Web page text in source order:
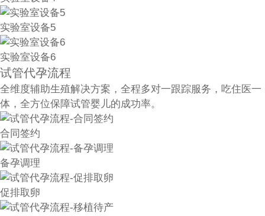
实验室设备5
实验室设备6
试管代孕流程
全维度辅助生殖解决方案，全程多对一跟踪服务，吃住医一
体，全方位保障试管婴儿的成功率。
合同签约
备孕调理
促排取卵